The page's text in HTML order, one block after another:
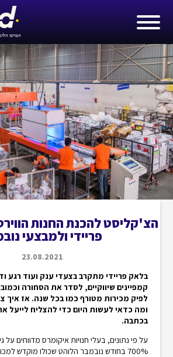
הצ'קליסט להכנת החנות
פריידי ולמבצעי
23.08.2021
בלאק פריידי מתקרב בצעדי ענק ועוד רגע
קמפיינים שיווקיים, לסדר את הסחורה
לפיק מכירות מטורף כמו בכל שנה. אז איך
ומה כדאי לעשות היום כדי להצליח לייעל
בכתבה.
על פי נתונים, בעלי חנויות איקומרס מדווחים על
700% בחודש נובמבר הלוהט שכולו מוקדש